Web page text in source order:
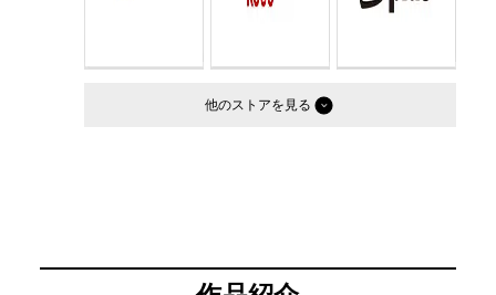
他のストア